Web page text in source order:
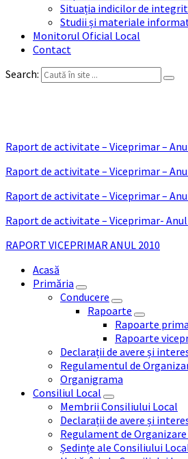
Situația indicilor de
Studii și materiale
Monitorul Oficial Local
Contact
Search:
Raport de activitate – Viceprimar –
Raport de activitate – Viceprimar –
Raport de activitate – Viceprimar –
Raport de activitate – Viceprimar- Anul
RAPORT VICEPRIMAR ANUL 2010
Acasă
Primăria
Conducere
Rapoarte
Rapoarte
Rapoarte
Declarații de avere și
Regulamentul de
Organigrama
Consiliul Local
Membrii Consiliului Local
Declarații de avere și
Regulament de
Ședințe ale Consiliului